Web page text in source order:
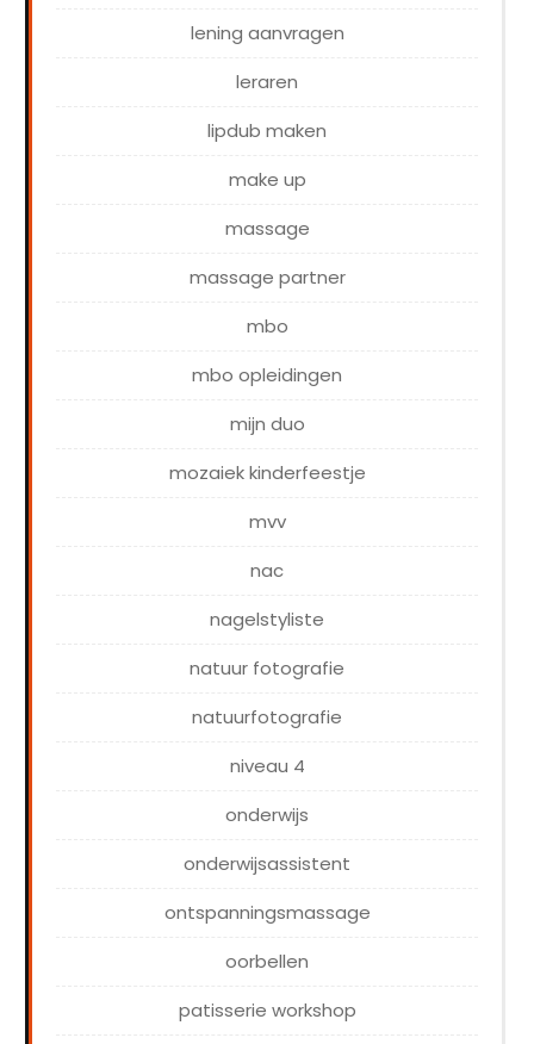
lening aanvragen
leraren
lipdub maken
make up
massage
massage partner
mbo
mbo opleidingen
mijn duo
mozaiek kinderfeestje
mvv
nac
nagelstyliste
natuur fotografie
natuurfotografie
niveau 4
onderwijs
onderwijsassistent
ontspanningsmassage
oorbellen
patisserie workshop